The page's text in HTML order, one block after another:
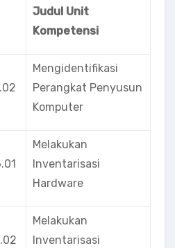
Judul Unit
Kompetensi
Mengidentifikasi
Perangkat Penyusun
Komputer
Melakukan
Inventarisasi
Hardware
Melakukan
Inventarisasi